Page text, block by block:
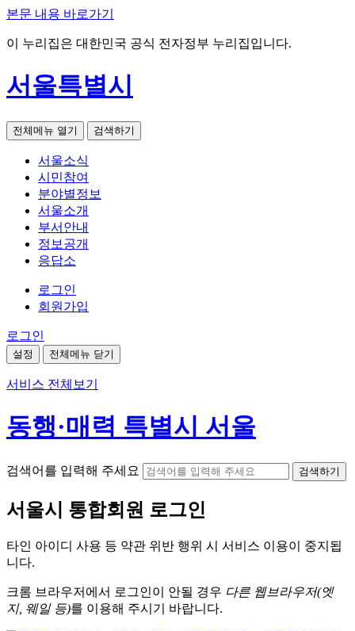
본문 내용 바로가기
이 누리집은 대한민국 공식 전자정부 누리집입니다.
서울특별시
전체메뉴 열기 검색하기
서울소식
시민참여
분야별정보
서울소개
부서안내
정보공개
응답소
로그인
회원가입
로그인
설정 전체메뉴 닫기
서비스 전체보기
동행·매력 특별시 서울
검색어를 입력해 주세요 검색하기
서울시 통합회원 로그인
타인 아이디 사용 등 약관 위반 행위 시 서비스 이용이 중지됩
니다.
크롬 브라우저에서 로그인이 안될 경우 다른 웹브라우저(엣
지, 웨일 등)를 이용해 주시기 바랍니다.